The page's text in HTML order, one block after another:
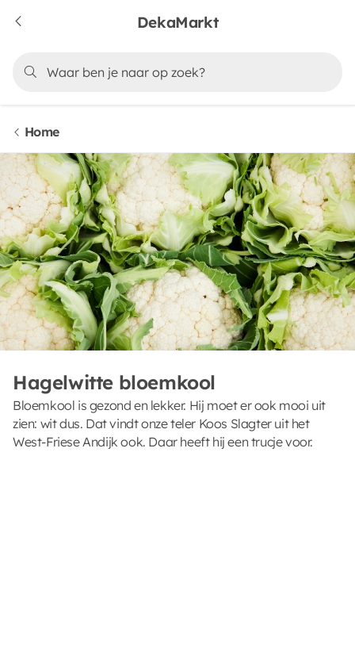
DekaMarkt
Home
Hagelwitte bloemkool
Bloemkool is gezond en lekker. Hij moet er ook mooi uit
zien: wit dus. Dat vindt onze teler Koos Slagter uit het
West-Friese Andijk ook. Daar heeft hij een trucje voor.